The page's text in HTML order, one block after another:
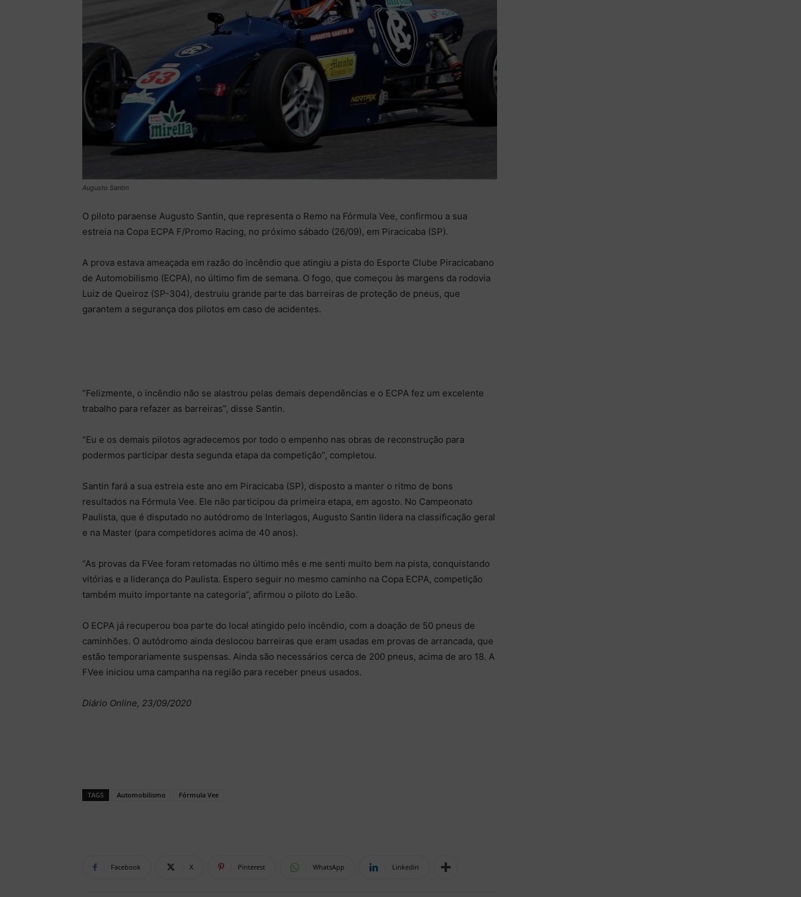
Augusto Santin
O piloto paraense Augusto Santin, que representa o Remo na Fórmula Vee, confirmou a sua
estreia na Copa ECPA F/Promo Racing, no próximo sábado (26/09), em Piracicaba (SP).
A prova estava ameaçada em razão do incêndio que atingiu a pista do Esporte Clube Piracicabano
de Automobilismo (ECPA), no último fim de semana. O fogo, que começou às margens da rodovia
Luiz de Queiroz (SP-304), destruiu grande parte das barreiras de proteção de pneus, que
garantem a segurança dos pilotos em caso de acidentes.
“Felizmente, o incêndio não se alastrou pelas demais dependências e o ECPA fez um excelente
trabalho para refazer as barreiras”, disse Santin.
“Eu e os demais pilotos agradecemos por todo o empenho nas obras de reconstrução para
podermos participar desta segunda etapa da competição”, completou.
Santin fará a sua estreia este ano em Piracicaba (SP), disposto a manter o ritmo de bons
resultados na Fórmula Vee. Ele não participou da primeira etapa, em agosto. No Campeonato
Paulista, que é disputado no autódromo de Interlagos, Augusto Santin lidera na classificação geral
e na Master (para competidores acima de 40 anos).
“As provas da FVee foram retomadas no último mês e me senti muito bem na pista, conquistando
vitórias e a liderança do Paulista. Espero seguir no mesmo caminho na Copa ECPA, competição
também muito importante na categoria”, afirmou o piloto do Leão.
O ECPA já recuperou boa parte do local atingido pelo incêndio, com a doação de 50 pneus de
caminhões. O autódromo ainda deslocou barreiras que eram usadas em provas de arrancada, que
estão temporariamente suspensas. Ainda são necessários cerca de 200 pneus, acima de aro 18. A
FVee iniciou uma campanha na região para receber pneus usados.
Diário Online, 23/09/2020
TAGS Automobilismo Fórmula Vee
Facebook X Pinterest WhatsApp Linkedin